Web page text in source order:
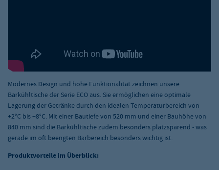
Modernes Design und hohe Funktionalität zeichnen unsere
Barkühltische der Serie ECO aus. Sie ermöglichen eine optimale
Lagerung der Getränke durch den idealen Temperaturbereich von
+2°C bis +8°C. Mit einer Bautiefe von 520 mm und einer Bauhöhe von
840 mm sind die Barkühltische zudem besonders platzsparend - was
gerade im oft beengten Barbereich besonders wichtig ist.
Produktvorteile im Überblick: